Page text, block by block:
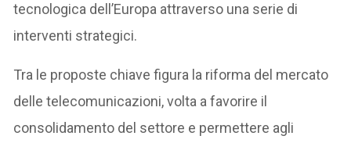
tecnologica dell’Europa attraverso una serie di
interventi strategici.​
Tra le proposte chiave figura la riforma del mercato
delle telecomunicazioni, volta a favorire il
consolidamento del settore e permettere agli